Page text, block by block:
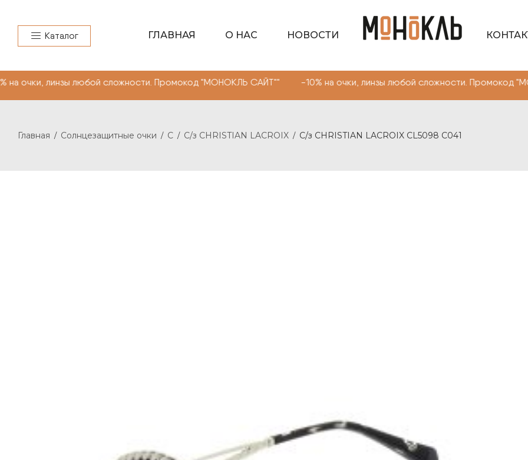
Каталог ГЛАВНАЯ О НАС НОВОСТИ
сложности. Промокод "МОНОКЛЬ САЙТ"" -10% на очки, линзы любой сложности. Промокод
Главная / Солнцезащитные очки / C / С/з CHRISTIAN LACROIX / С/з CHRISTIAN LACROIX CL5098 C041